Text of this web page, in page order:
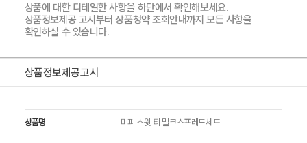
상품에 대한 디테일한 사항을 하단에서 확인해보세요.
상품정보제공 고시부터 상품청약 조회안내까지 모든 사항을
확인하실 수 있습니다.
상품정보제공고시
상품명 미피 스윗 티 밀크스프레드세트